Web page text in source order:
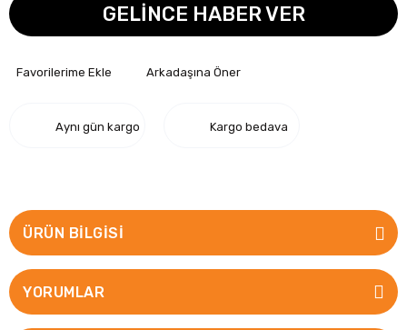
GELİNCE HABER VER
Arkadaşına Öner
Aynı gün kargo Kargo bedava
ÜRÜN BILGISI
YORUMLAR